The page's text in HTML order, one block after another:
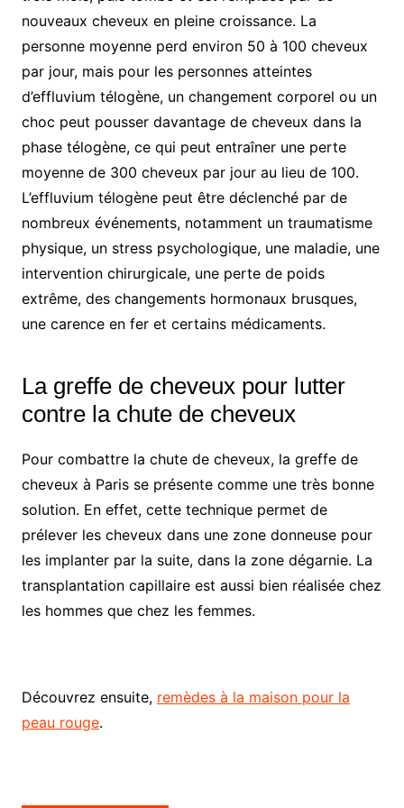
nouveaux cheveux en pleine croissance. La
personne moyenne perd environ 50 à 100 cheveux
par jour, mais pour les personnes atteintes
d’effluvium télogène, un changement corporel ou un
choc peut pousser davantage de cheveux dans la
phase télogène, ce qui peut entraîner une perte
moyenne de 300 cheveux par jour au lieu de 100.
L’effluvium télogène peut être déclenché par de
nombreux événements, notamment un traumatisme
physique, un stress psychologique, une maladie, une
intervention chirurgicale, une perte de poids
extrême, des changements hormonaux brusques,
une carence en fer et certains médicaments.
La greffe de cheveux pour lutter
contre la chute de cheveux
Pour combattre la chute de cheveux, la greffe de
cheveux à Paris se présente comme une très bonne
solution. En effet, cette technique permet de
prélever les cheveux dans une zone donneuse pour
les implanter par la suite, dans la zone dégarnie. La
transplantation capillaire est aussi bien réalisée chez
les hommes que chez les femmes.
Découvrez ensuite, remèdes à la maison pour la
peau rouge.